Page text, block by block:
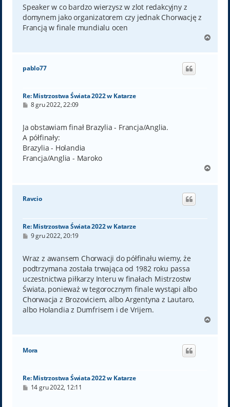
t
Speaker w co bardzo wierzysz w zlot redakcyjny z
domynem jako organizatorem czy jednak Chorwację z
Francją w finale mundialu ocen
g
pablo77
Re: Mistrzostwa Świata 2022 w Katarze
P
t
8 gru 2022, 22:09
Ja obstawiam finał Brazylia - Francja/Anglia.
A półfinały:
Brazylia - Holandia
Francja/Anglia - Maroko
g
Ravcio
Re: Mistrzostwa Świata 2022 w Katarze
P
t
9 gru 2022, 20:19
Wraz z awansem Chorwacji do półfinału wiemy, że
podtrzymana została trwająca od 1982 roku passa
uczestnictwa piłkarzy Interu w finałach Mistrzostw
Świata, ponieważ w tegorocznym finale wystąpi albo
Chorwacja z Brozoviciem, albo Argentyna z Lautaro,
albo Holandia z Dumfrisem i de Vrijem.
g
Mora
Re: Mistrzostwa Świata 2022 w Katarze
P14 gru 2022, 12:11